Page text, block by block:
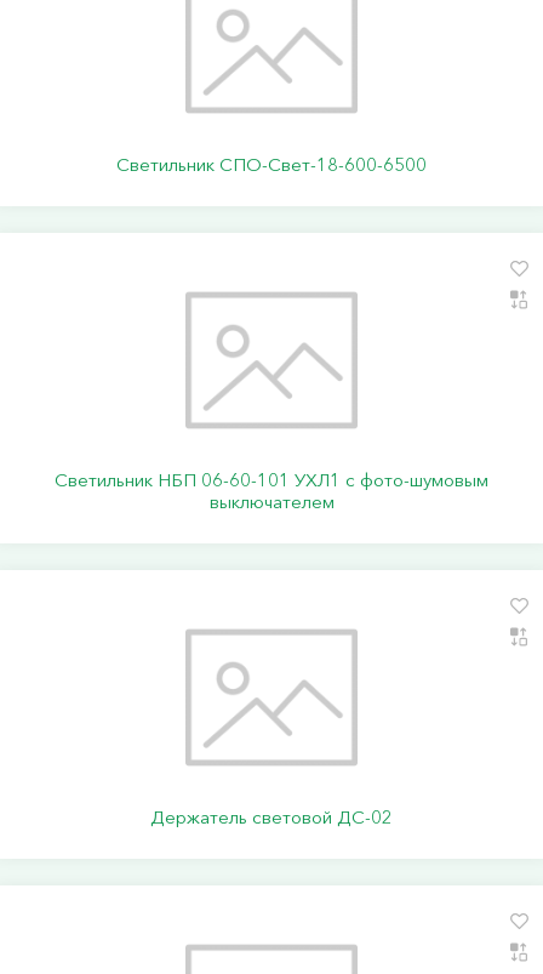
Светильник СПО-Свет-18-600-6500
Светильник НБП 06-60-101 УХЛ1 с фото-шумовым
выключателем
Держатель световой ДС-02